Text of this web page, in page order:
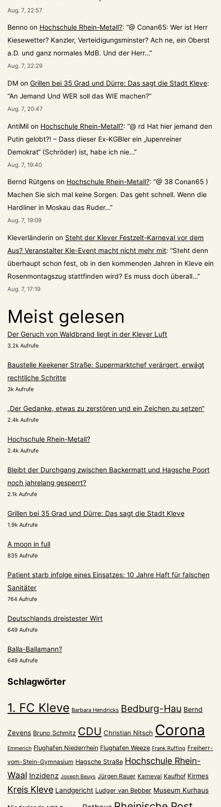
Aug. 7, 22:57
Benno on Hochschule Rhein-Metall?: “@ Conan65: Wer ist Herr
Kiesewetter? Kanzler, Verteidigungsminster? Ach ne, ein Oberst
a.D. und ganz normales MdB. Und der Herr…”
Aug. 7, 22:29
DM on Grillen bei 35 Grad und Dürre: Das sagt die Stadt Kleve:
“An Jemand Und WER soll das WIE machen?”
Aug. 7, 20:47
AntiMil on Hochschule Rhein-Metall?: “@ rd Hat hier jemand den
Putin gelobt?! – Dass dieser Ex-KGBler ein „lupenreiner
Demokrat“ (Schröder) ist, habe ich nie…”
Aug. 7, 19:40
Bernd Rütgens on Hochschule Rhein-Metall?: “@ 38 Conan65 )
Machen Sie sich mal keine Sorgen. Das geht schnell. Wenn die
Hardliner in Moskau das Ruder…”
Aug. 7, 19:09
Kleverländerin on Steht der Klever Festzelt-Karneval vor dem
Aus? Veranstalter Kle-Event macht nicht mehr mit: “Steht denn
überhaupt schon fest, ob in den kommenden Jahren in Kleve ein
Rosenmontagszug stattfinden wird? Es muss doch überall…”
Aug. 7, 17:19
Meist gelesen
Der Geruch von Waldbrand liegt in der Klever Luft
3.2k Aufrufe
Baustelle Keekener Straße: Supermarktchef verärgert, erwägt
rechtliche Schritte
3k Aufrufe
„Der Gedanke, etwas zu zerstören und ein Zeichen zu setzen“
2.4k Aufrufe
Hochschule Rhein-Metall?
2.4k Aufrufe
Bleibt der Durchgang zwischen Backermatt und Hagsche Poort
noch jahrelang gesperrt?
2.1k Aufrufe
Grillen bei 35 Grad und Dürre: Das sagt die Stadt Kleve
1.9k Aufrufe
A moon in full
835 Aufrufe
Patient starb infolge eines Einsatzes: 10 Jahre Haft für falschen
Sanitäter
764 Aufrufe
Deutschlands dreistester Wirt
649 Aufrufe
Balla-Ballamann?
649 Aufrufe
Schlagwörter
1. FC Kleve Barbara Hendricks Bedburg-Hau Bernd
Zevens Bruno Schmitz CDU Christian Nitsch Corona
Emmerich Flughafen Niederrhein Flughafen Weeze Frank Ruffing Freiherr-
vom-Stein-Gymnasium Hagsche Straße Hochschule Rhein-
Waal Inzidenz Joseph Beuys Jürgen Rauer Karneval Kaufhof Kirmes
Kreis Kleve Landgericht Ludger van Bebber Museum Kurhaus